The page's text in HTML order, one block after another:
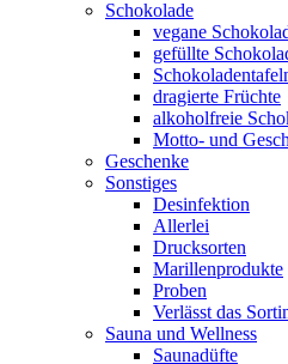
Schokolade
vegane
gefüllte
dragierte Früchte
alkoholfreie
Motto- und
Geschenke
Sonstiges
Desinfektion
Allerlei
Drucksorten
Marillenprodukte
Proben
Verlässt das
Sauna und Wellness
Saunadüfte